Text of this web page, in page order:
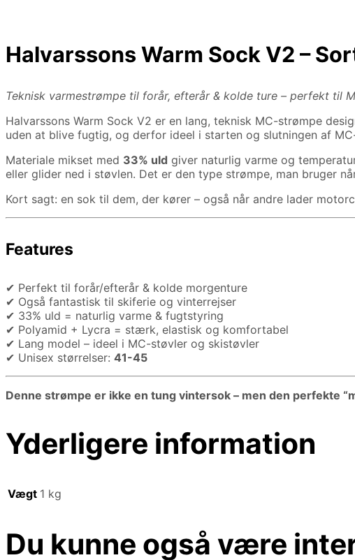
Halvarssons Warm Sock V2 –
Teknisk varmestrømpe til forår, efterår & kolde ture – perfekt til
Halvarssons Warm Sock V2 er en lang, teknisk MC-strømpe
uden at blive fugtig, og derfor ideel i starten og slutningen af
Materiale mikset med 33% uld giver naturlig varme og
eller glider ned i støvlen. Det er den type strømpe, man bruger
Kort sagt: en sok til dem, der kører – også når andre lader
Features
✔ Perfekt til forår/efterår & kolde morgenture
✔ Også fantastisk til skiferie og vinterrejser
✔ 33% uld = naturlig varme & fugtstyring
✔ Polyamid + Lycra = stærk, elastisk og komfortabel
✔ Lang model – ideel i MC-støvler og skistøvler
✔ Unisex størrelser: 41-45
Denne strømpe er ikke en tung vintersok – men den perfekte
Yderligere information
Vægt 1 kg
Du kunne også være